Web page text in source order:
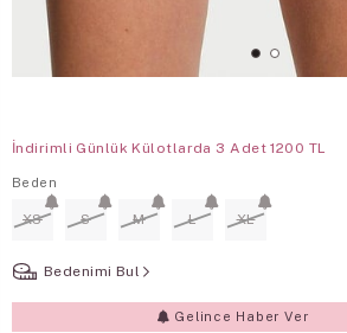
İndirimli Günlük Külotlarda 3 Adet 1200 TL
Beden
XS S M L XL
Bedenimi Bul
Gelince Haber Ver